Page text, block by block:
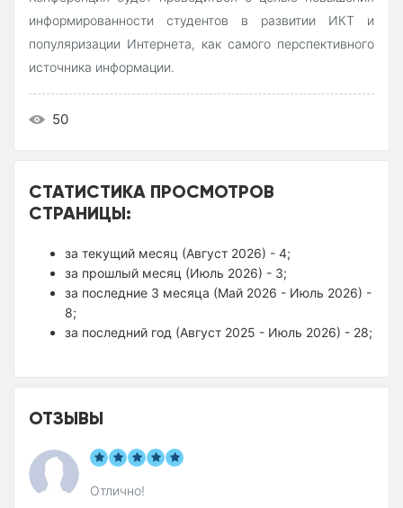
информированности студентов в развитии ИКТ и
популяризации Интернета, как самого перспективного
источника информации.
50
СТАТИСТИКА ПРОСМОТРОВ
СТРАНИЦЫ:
за текущий месяц (Август 2026) - 4;
за прошлый месяц (Июль 2026) - 3;
за последние 3 месяца (Май 2026 - Июль 2026) -
8;
за последний год (Август 2025 - Июль 2026) - 28;
ОТЗЫВЫ
Отлично!